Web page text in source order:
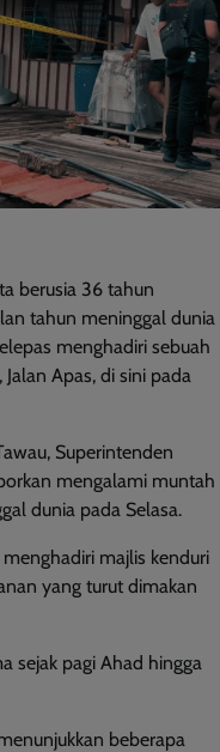
berusia 36 tahun
tahun meninggal dunia
menghadiri sebuah
Apas, di sini pada
Superintenden
mengalami muntah
dunia pada Selasa.
majlis kenduri
yang turut dimakan
sejak pagi Ahad hingga
beberapa